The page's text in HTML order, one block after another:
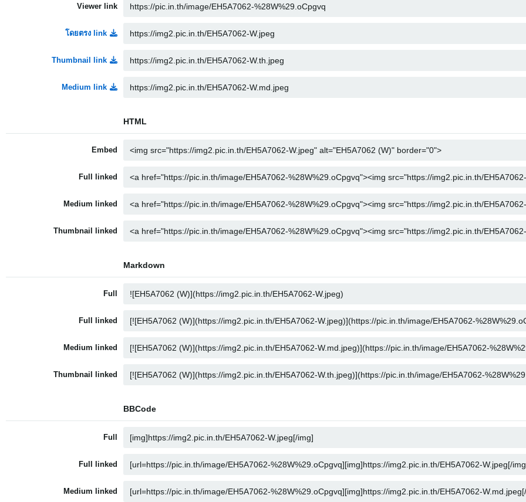
Viewer link
โดยตรง link
Thumbnail link
Medium link
HTML
Embed
Full linked
Medium linked
Thumbnail linked
Markdown
Full
Full linked
Medium linked
Thumbnail linked
BBCode
Full
Full linked
Medium linked